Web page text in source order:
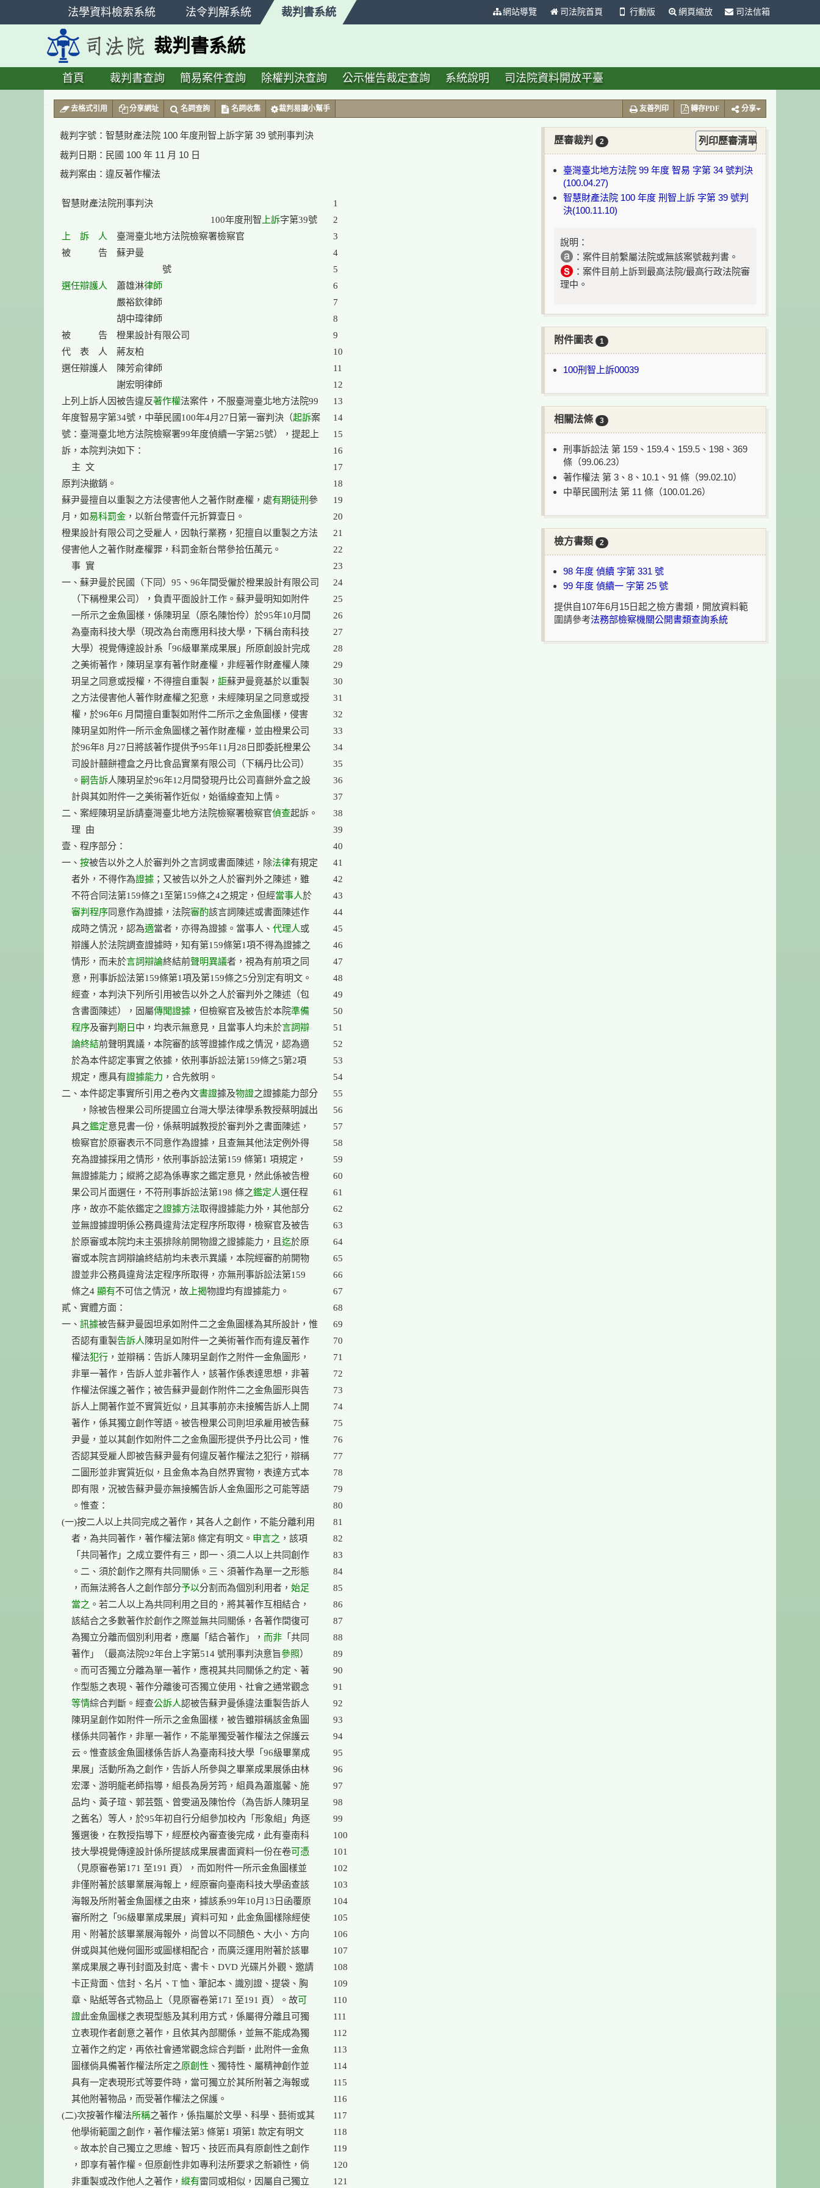
法學資料檢索系統 法令判解系統 裁判書系統 網站導覽 司法院首頁 行動版 網頁縮放 司法信箱
裁判書系統
首頁 裁判書查詢 簡易案件查詢 除權判決查詢 公示催告裁定查詢 系統說明 司法院資料開放平臺
去格式引用 分享網址 名詞查詢 名詞收集 裁判易讀小幫手 友善列印 轉存PDF 分享
裁判字號：智慧財產法院 100 年度刑智上訴字第 39 號刑事判決
裁判日期： 民國 100 年 11 月 10 日
裁判案由：違反著作權法
智慧財產法院刑事判決
100年度刑智 上訴
字第39號
上　訴　人
臺灣臺北地方法院檢察署檢察官
被　　　告　蘇尹曼
號
選任辯護人 蕭雄淋律師
嚴裕欽律師
胡中瑋律師
被　　　告　橙果設計有限公司
代　表　人　蔣友柏
選任辯護人　陳芳俞律師
謝宏明律師
上列上訴人因被告違反著作權法案件，不服臺灣臺北地方法院99
年度智易字第34號，中華民國100年4月27日第一審判決（起訴案
號：臺灣臺北地方法院檢察署99年度偵續一字第25號），提起上
訴，本院判決如下：
    主  文
原判決撤銷。
蘇尹曼擅自以重製之方法侵害他人之著作財產權，處有期徒刑 參
月，如易科罰金，以新台幣壹仟元折算壹日。
橙果設計有限公司之受雇人，因執行業務，犯擅自以重製之方法
侵害他人之著作財產權罪，科罰金新台幣參拾伍萬元。
    事  實
一、蘇尹曼於民國（下同）95、96年間受僱於橙果設計有限公司
    （下稱橙果公司），負責平面設計工作。蘇尹曼明知如附件
    一所示之金魚圖樣，係陳玥呈（原名陳怡伶）於95年10月間
    為臺南科技大學（現改為台南應用科技大學，下稱台南科技
    大學）視覺傳達設計系「96級畢業成果展」所原創設計完成
    之美術著作，陳玥呈享有著作財產權，非經著作財產權人陳
    玥呈之同意或授權，不得擅自重製，
詎蘇尹曼竟基於以重製
    之方法侵害他人著作財產權之犯意，未經陳玥呈之同意或授
    權，於96年6 月間擅自重製如附件二所示之金魚圖樣，侵害
    陳玥呈如附件一所示金魚圖樣之著作財產權，並由橙果公司
    於96年8 月27日將該著作提供予95年11月28日即委託橙果公
    司設計囍餅禮盒之丹比食品實業有限公司（下稱丹比公司）
    。
嗣告訴人陳玥呈於96年12月間發現丹比公司喜餅外盒之設
    計與其如附件一之美術著作近似，始循線查知上情。
二、案經陳玥呈訴請臺灣臺北地方法院檢察署檢察官偵查起訴。
    理  由
壹、程序部分：
一、 按被告以外之人於審判外之言詞或書面陳述，除法律有規定
    者外，不得作為
證據；又被告以外之人於審判外之陳述，雖
    不符合同法第159條之1至第159條之4之規定，但經
當事人於
審判程序同意作為證據，法院審酌該言詞陳述或書面陳述作
    成時之情況，認為
適當者，亦得為證據。當事人、 代理人或
    辯護人於法院調查證據時，知有第159條第1項不得為證據之
    情形，而未於
言詞辯論終結前聲明異議者，視為有前項之同
    意，刑事訴訟法第159條第1項及第159條之5分別定有明文。
    經查，本判決下列所引用被告以外之人於審判外之陳述（包
    含書面陳述），固屬
傳聞證據，但檢察官及被告於本院準備
    程序
及審判 期日 中，均表示無意見，且當事人均未於言詞辯
    論終結
前聲明異議，本院審酌該等證據作成之情況，認為適
    於為本件認定事實之依據，依刑事訴訟法第159條之5第2項
    規定，應具有
證據能力 ，合先敘明。
二、本件認定事實所引用之卷內文書證據及物證之證據能力部分
，除被告橙果公司所提國立台灣大學法律學系教授蔡明誠出
    具之
鑑定意見書一份，係蔡明誠教授於審判外之書面陳述，
    檢察官於原審表示不同意作為證據，且查無其他法定例外得
    充為證據採用之情形，依刑事訴訟法第159 條第1 項規定，
    無證據能力；縱將之認為係專家之鑑定意見，然此係被告橙
    果公司片面選任，不符刑事訴訟法第198 條之
鑑定人選任程
    序，故亦不能依鑑定之
證據方法取得證據能力外，其他部分
    並無證據證明係公務員違背法定程序所取得，檢察官及被告
    於原審或本院均未主張排除前開物證之證據能力，且
迄於原
    審或本院言詞辯論終結前均未表示異議，本院經審酌前開物
    證並非公務員違背法定程序所取得，亦無刑事訴訟法第159
    條之4
顯有不可信之情況，故上揭物證均有證據能力。
貳、實體方面：
一、 訊據被告蘇尹曼固坦承如附件二之金魚圖樣為其所設計，惟
    否認有重製
告訴人 陳玥呈如附件一之美術著作而有違反著作
    權法
犯行，並辯稱：告訴人陳玥呈創作之附件一金魚圖形，
    非單一著作，告訴人並非著作人，該著作係表達思想，非著
    作權法保護之著作；被告蘇尹曼創作附件二之金魚圖形與告
    訴人上開著作並不實質近似，且其事前亦未接觸告訴人上開
    著作，係其獨立創作等語。被告橙果公司則坦承雇用被告蘇
    尹曼，並以其創作如附件二之金魚圖形提供予丹比公司，惟
    否認其受雇人即被告蘇尹曼有何違反著作權法之犯行，辯稱
    二圖形並非實質近似，且金魚本為自然界實物，表達方式本
    即有限，況被告蘇尹曼亦無接觸告訴人金魚圖形之可能等語
    。惟查：
(一)按二人以上共同完成之著作，其各人之創作，不能分離利用
    者，為共同著作，著作權法第8 條定有明文。
申言之 ，該項
    「共同著作」之成立要件有三，即一、須二人以上共同創作
    。二、須於創作之際有共同關係。三、須著作為單一之形態
    ，而無法將各人之創作部分
予以分割而為個別利用者， 始足
    當之
。若二人以上為共同利用之目的，將其著作互相結合，
    該結合之多數著作於創作之際並無共同關係，各著作間復可
    為獨立分離而個別利用者，應屬「結合著作」，
而非「共同
    著作」（最高法院92年台上字第514 號刑事判決意旨
參照）
    。而可否獨立分離為單一著作，應視其共同關係之約定、著
    作型態之表現、著作分離後可否獨立使用、社會之通常觀念
等情綜合判斷。經查公訴人認被告蘇尹曼係違法重製告訴人
    陳玥呈創作如附件一所示之金魚圖樣，被告雖辯稱該金魚圖
    樣係共同著作，非單一著作，不能單獨受著作權法之保護云
    云。惟查該金魚圖樣係告訴人為臺南科技大學「96級畢業成
    果展」活動所為之創作，告訴人所參與之畢業成果展係由林
    宏澤、游明龍老師指導，組長為房芳筠，組員為蕭嵐馨、施
    品均、黃子瑄、郭芸甄、曾雯涵及陳怡伶（為告訴人陳玥呈
    之舊名）等人，於95年初自行分組參加校內「形象組」角逐
    獲選後，在教授指導下，經歷校內審查後完成，此有臺南科
    技大學視覺傳達設計係所提該成果展書面資料一份在卷
可憑
    （見原審卷第171 至191 頁），而如附件一所示金魚圖樣並
    非僅附著於該畢業展海報上，經原審向臺南科技大學函查該
    海報及所附著金魚圖樣之由來，據該系99年10月13日函覆原
    審所附之「96級畢業成果展」資料可知，此金魚圖樣除經使
    用、附著於該畢業展海報外，尚曾以不同顏色、大小、方向
    併或與其他幾何圖形或圖樣相配合，而廣泛運用附著於該畢
    業成果展之專刊封面及封底、書卡、DVD 光碟片外觀、邀請
    卡正背面、信封、名片、T 恤、筆記本、識別證、提袋、胸
    章、貼紙等各式物品上（見原審卷第171 至191 頁）。故
可
    證
此金魚圖樣之表現型態及其利用方式，係屬得分離且可獨
    立表現作者創意之著作，且依其內部關係，並無不能成為獨
    立著作之約定，再依社會通常觀念綜合判斷，此附件一金魚
    圖樣倘具備著作權法所定之
原創性 、獨特性、屬精神創作並
    具有一定表現形式等要件時，當可獨立於其所附著之海報或
    其他附著物品，而受著作權法之保護。
(二)次按著作權法所稱之著作，係指屬於文學、科學、藝術或其
    他學術範圍之創作，著作權法第3 條第1 項第1 款定有明文
    。故本於自己獨立之思維、智巧、技匠而具有原創性之創作
    ，即享有著作權。但原創性非如專利法所要求之新穎性，倘
    非重製或改作他人之著作，
縱有雷同或相似，因屬自己獨立
1
2
3
4
5
6
7
8
9
10
11
12
13
14
15
16
17
18
19
20
21
22
23
24
25
26
27
28
29
30
31
32
33
34
35
36
37
38
39
40
41
42
43
44
45
46
47
48
49
50
51
52
53
54
55
56
57
58
59
60
61
62
63
64
65
66
67
68
69
70
71
72
73
74
75
76
77
78
79
80
81
82
83
84
85
86
87
88
89
90
91
92
93
94
95
96
97
98
99
100
101
102
103
104
105
106
107
108
109
110
111
112
113
114
115
116
117
118
119
120
121
歷審裁判 2 列印歷審清單
臺灣臺北地方法院 99 年度 智易 字第 34 號判決
(100.04.27)
智慧財產法院 100 年度 刑智上訴 字第 39 號判
決(100.11.10)
說明：
：案件目前繫屬法院或無該案號裁判書。
：案件目前上訴到最高法院/最高行政法院審
理中。
附件圖表 1
100刑智上訴00039
相關法條 3
刑事訴訟法 第 159、159.4、159.5、198、369
條（99.06.23）
著作權法 第 3、8、10.1、91 條（99.02.10）
中華民國刑法 第 11 條（100.01.26）
檢方書類 2
98 年度 偵續 字第 331 號
99 年度 偵續一 字第 25 號
提供自107年6月15日起之檢方書類，開放資料範
圍請參考法務部檢察機關公開書類查詢系統